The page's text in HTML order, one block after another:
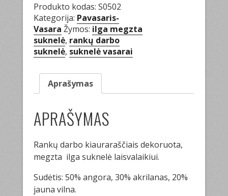
Produkto kodas:S0502
Kategorija: Pavasaris-
Vasara Žymos: ilga megzta
suknelė, rankų darbo
suknelė, suknelė vasarai
Aprašymas
APRAŠYMAS
Rankų darbo kiauraraščiais dekoruota,
megzta ilga suknelė laisvalaikiui.
Sudėtis: 50% angora, 30% akrilanas, 20%
jauna vilna.